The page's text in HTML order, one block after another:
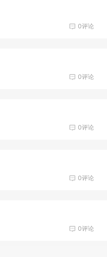
0评论
0评论
0评论
0评论
0评论